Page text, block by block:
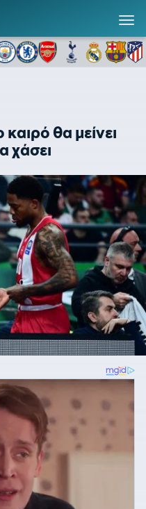
θα μείνει
χάσει